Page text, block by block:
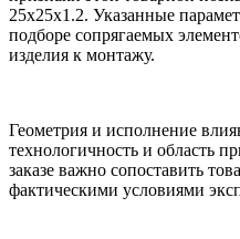
25х25х1.2. Указанные
подборе сопрягаемых
изделия к монтажу.
Геометрия и исполнение
технологичность и область
заказе важно сопоставить
фактическими условиями